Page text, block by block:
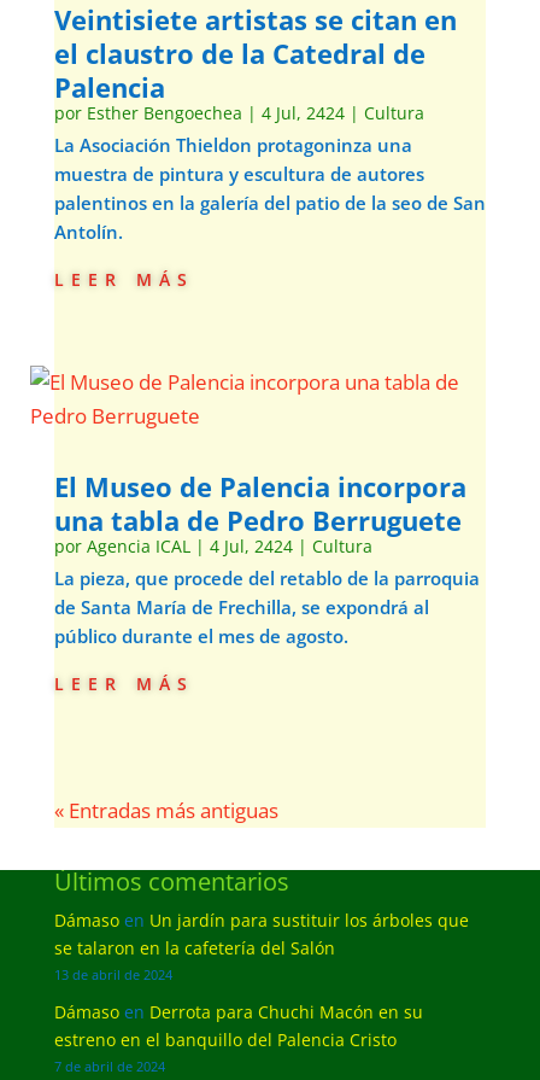
Veintisiete artistas se citan en
el claustro de la Catedral de
Palencia
por Esther Bengoechea | 4 Jul, 2424| Cultura
La Asociación Thieldon protagoninza una
muestra de pintura y escultura de autores
palentinos en la galería del patio de la seo de San
Antolín.
leer más
El Museo de Palencia incorpora
una tabla de Pedro Berruguete
por Agencia ICAL| 4 Jul, 2424| Cultura
La pieza, que procede del retablo de la parroquia
de Santa María de Frechilla, se expondrá al
público durante el mes de agosto.
leer más
« Entradas más antiguas
Últimos comentarios
Dámasoen Un jardín para sustituir los árboles que
se talaron en la cafetería del Salón
13 de abril de 2024
Dámasoen Derrota para Chuchi Macón en su
estreno en el banquillo del Palencia Cristo
7 de abril de 2024